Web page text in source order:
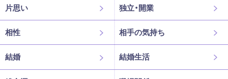
片思い 独立・開業
相性 相手の気持ち
結婚 結婚生活